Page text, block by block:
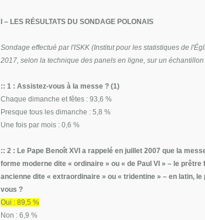
I – LES RÉSULTATS DU SONDAGE POLONAIS
Sondage effectué par l'ISKK (Institut pour les statistiques de
2017, selon la technique des panels en ligne, sur un
:: 1 : Assistez-vous à la messe ? (1)
Chaque dimanche et fêtes : 93,6 %
Presque tous les dimanche : 5,8 %
Une fois par mois : 0,6 %
:: 2 : Le Pape Benoît XVI a rappelé en juillet 2007 que la
forme moderne dite « ordinaire » ou « de Paul VI » – le
ancienne dite « extraordinaire » ou « tridentine » – en latin,
vous ?
Oui : 89,5 %
Non : 6,9 %